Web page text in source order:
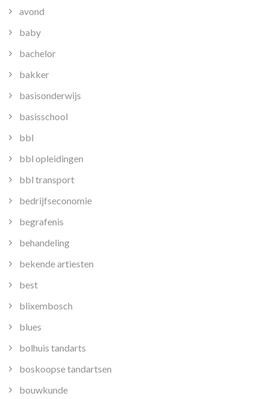
avond
baby
bachelor
bakker
basisonderwijs
basisschool
bbl
bbl opleidingen
bbl transport
bedrijfseconomie
begrafenis
behandeling
bekende artiesten
best
blixembosch
blues
bolhuis tandarts
boskoopse tandartsen
bouwkunde